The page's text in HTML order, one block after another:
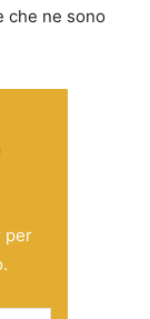
che ne sono
per